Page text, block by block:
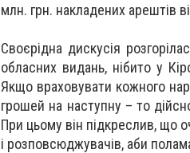
млн. грн. накладених арештів
Своєрідна дискусія
обласних видань, нібито у
Якщо враховувати кожного
грошей на наступну – то
При цьому він підкреслив, що
і розповсюджувачів, аби